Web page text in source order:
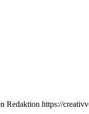
Redaktion https://